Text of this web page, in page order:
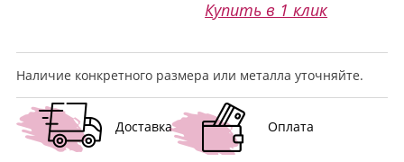
Купить в 1 клик
Наличие конкретного размера или металла уточняйте.
Доставка Оплата